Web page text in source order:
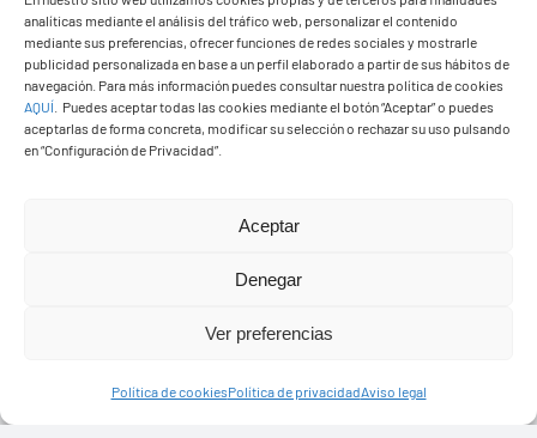
analíticas mediante el análisis del tráfico web, personalizar el contenido
mediante sus preferencias, ofrecer funciones de redes sociales y mostrarle
publicidad personalizada en base a un perfil elaborado a partir de sus hábitos de
navegación. Para más información puedes consultar nuestra política de cookies
AQUÍ
Puedes aceptar todas las cookies mediante el botón “Aceptar” o puedes
aceptarlas de forma concreta, modificar su selección o rechazar su uso pulsando
en “Configuración de Privacidad”.
Aceptar
Denegar
Ver preferencias
Política de cookiesPolítica de privacidadAviso legal
Ayuntamiento de Yaiza
Pza. de Los Remedios, 1
35570 – Yaiza
Tel:928 83 62 20
© Copyright2026 Ayuntamiento de Yaiza - Todos los